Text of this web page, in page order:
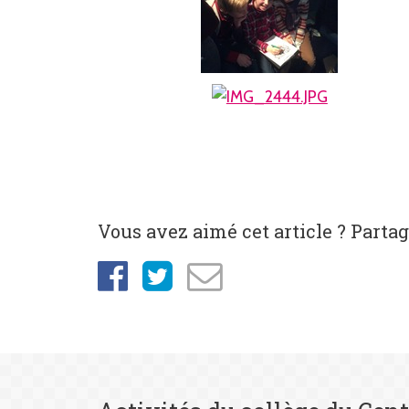
Vous avez aimé cet article ?